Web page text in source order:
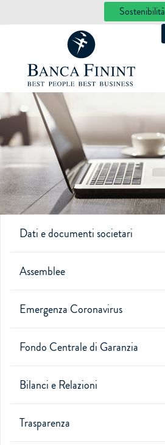
Sostenibilità
Dati e documenti societari
Assemblee
Emergenza Coronavirus
Fondo Centrale di Garanzia
Bilanci e Relazioni
Trasparenza